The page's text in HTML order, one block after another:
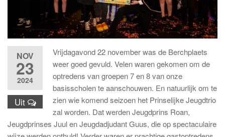
NOV
23
2024
Uit
Vrijdagavond 22 november was de Berchplaets
weer goed gevuld. Velen waren gekomen om de
optredens van groepen 7 en 8 van onze
basisscholen te aanschouwen. En natuurlijk om te
zien wie komend seizoen het Prinselijke Jeugdtrio
zal worden. Dat werden Jeugdprins Roan,
Jeugdprinses Juul en Jeugdadjudant Guus, die op spectaculaire